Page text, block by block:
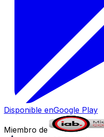
Disponible enGoogle Play
Miembro de